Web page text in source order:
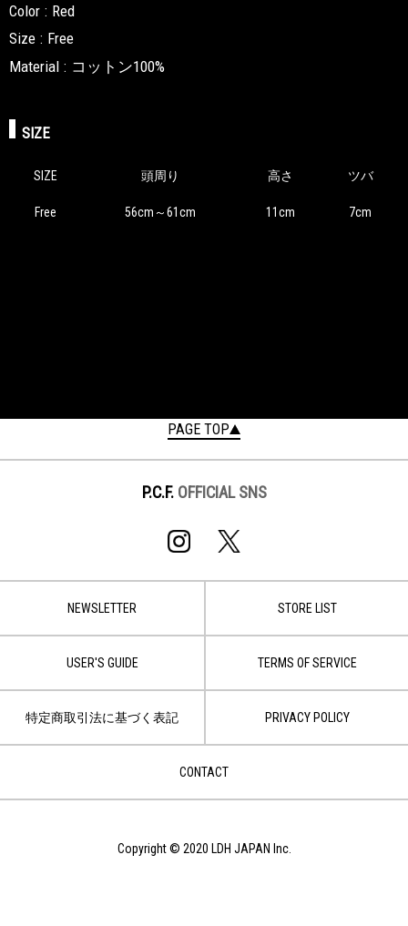
Color
Red
Size
Free
Material
コットン100%
SIZE
SIZE 頭周り 高さ ツバ
Free 56cm～61cm 11cm 7cm
PAGE TOP
P.C.F. OFFICIAL SNS
NEWSLETTER STORE LIST
USER'S GUIDE TERMS OF SERVICE
特定商取引法に基づく表記 PRIVACY POLICY
CONTACT
Copyright © 2020 LDH JAPAN Inc.